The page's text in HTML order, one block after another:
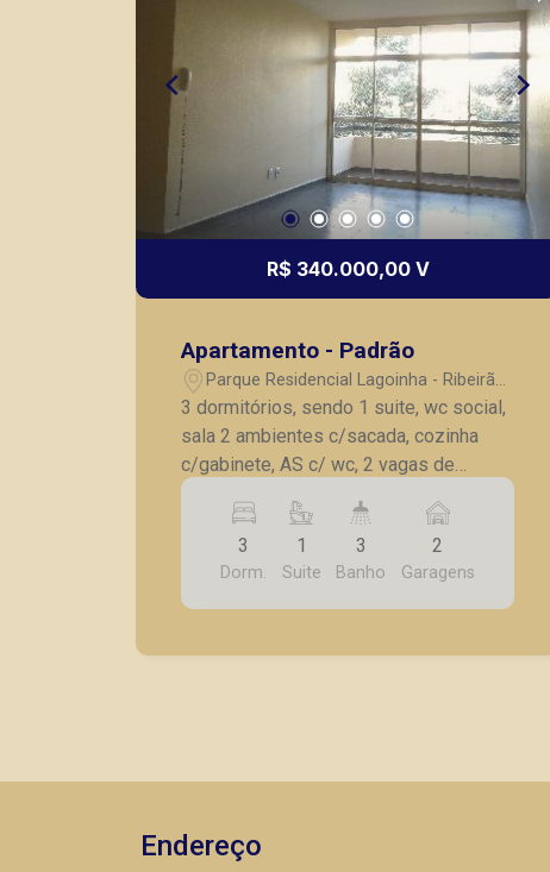
R$ 340.000,00 V
Apartamento - Padrão
Parque Residencial Lagoinha - Ribeirão
Preto/SP
3 dormitórios, sendo 1 suite, wc social,
sala 2 ambientes c/sacada, cozinha
c/gabinete, AS c/ wc, 2 vagas de
garagem.
3
Dorm.
1
Suite
3
Banho
2
Garagens
Endereço